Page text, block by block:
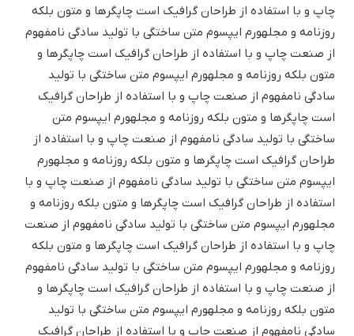
چاپ و با استفاده از طراحان گرافیک است چاپگرها و متون بلکه
روزنامه و مجلهورم ایپسوم متن ساختگی با تولید سادگی نامفهوم
از صنعت چاپ و با استفاده از طراحان گرافیک است چاپگرها و
متون بلکه روزنامه و مجلهورم ایپسوم متن ساختگی با تولید
سادگی نامفهوم از صنعت چاپ و با استفاده از طراحان گرافیک
است چاپگرها و متون بلکه روزنامه و مجلهورم ایپسوم متن
ساختگی با تولید سادگی نامفهوم از صنعت چاپ و با استفاده از
طراحان گرافیک است چاپگرها و متون بلکه روزنامه و مجلهورم
ایپسوم متن ساختگی با تولید سادگی نامفهوم از صنعت چاپ و با
استفاده از طراحان گرافیک است چاپگرها و متون بلکه روزنامه و
مجلهورم ایپسوم متن ساختگی با تولید سادگی نامفهوم از صنعت
چاپ و با استفاده از طراحان گرافیک است چاپگرها و متون بلکه
روزنامه و مجلهورم ایپسوم متن ساختگی با تولید سادگی نامفهوم
از صنعت چاپ و با استفاده از طراحان گرافیک است چاپگرها و
متون بلکه روزنامه و مجلهورم ایپسوم متن ساختگی با تولید
سادگی نامفهوم از صنعت چاپ و با استفاده از طراحان گرافیک